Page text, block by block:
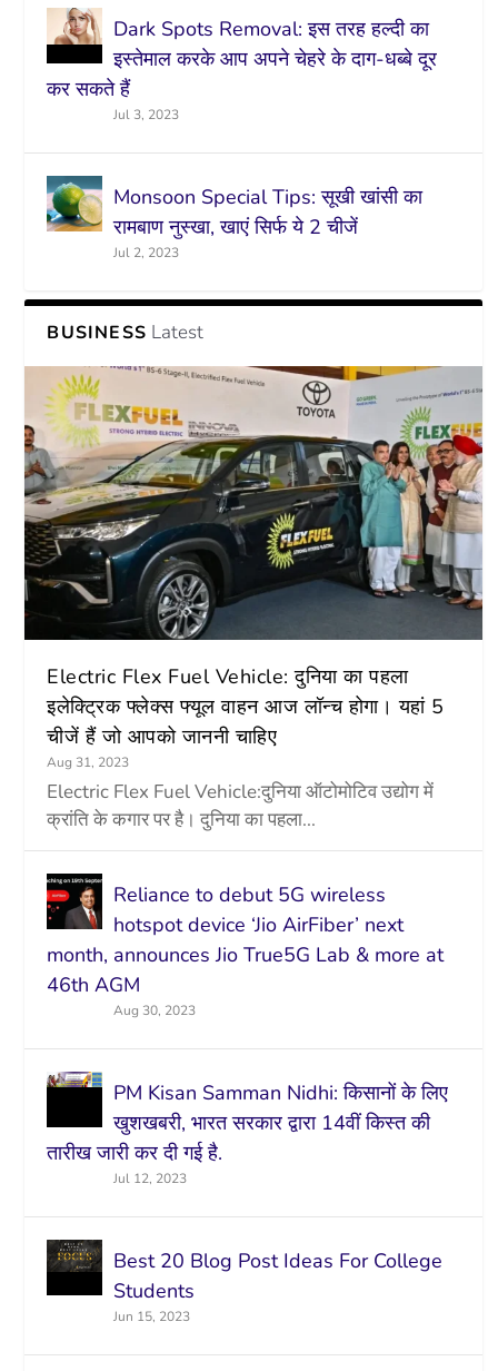
Dark Spots Removal: इस तरह हल्दी का
इस्तेमाल करके आप अपने चेहरे के दाग-धब्बे दूर
कर सकते हैं
Jul 3, 2023
Monsoon Special Tips: सूखी खांसी का
रामबाण नुस्खा, खाएं सिर्फ ये 2 चीजें
Jul 2, 2023
BUSINESS Latest
Electric Flex Fuel Vehicle: दुनिया का पहला
इलेक्ट्रिक फ्लेक्स फ्यूल वाहन आज लॉन्च होगा। यहां 5
चीजें हैं जो आपको जाननी चाहिए
Aug 31, 2023
Electric Flex Fuel Vehicle:दुनिया ऑटोमोटिव उद्योग में
क्रांति के कगार पर है। दुनिया का पहला...
Reliance to debut 5G wireless
hotspot device ‘Jio AirFiber’ next
month, announces Jio True5G Lab & more at
46th AGM
Aug 30, 2023
PM Kisan Samman Nidhi: किसानों के लिए
खुशखबरी, भारत सरकार द्वारा 14वीं किस्त की
तारीख जारी कर दी गई है.
Jul 12, 2023
Best 20 Blog Post Ideas For College
Students
Jun 15, 2023